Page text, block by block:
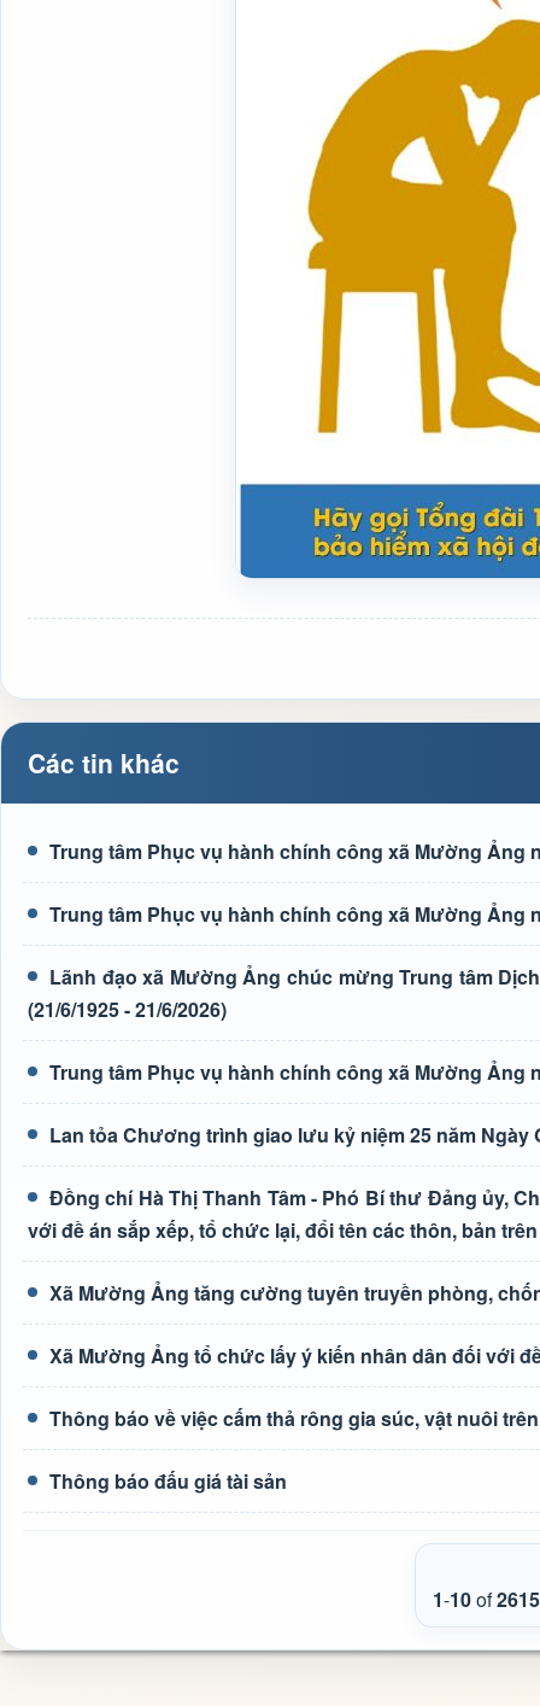
Các tin khác
Trung tâm Phục vụ hành chính công xã Mường Ảng
Trung tâm Phục vụ hành chính công xã Mường Ảng
Lãnh đạo xã Mường Ảng chúc mừng Trung tâm
(21/6/1925 - 21/6/2026)
Trung tâm Phục vụ hành chính công xã Mường Ảng
Lan tỏa Chương trình giao lưu kỷ niệm 25 năm Ngày
Đồng chí Hà Thị Thanh Tâm - Phó Bí thư Đảng ủy,
với đề án sắp xếp, tổ chức lại, đổi tên các thôn, bản
Xã Mường Ảng tăng cường tuyên truyền phòng,
Xã Mường Ảng tổ chức lấy ý kiến nhân dân đối với
Thông báo về việc cấm thả rông gia súc, vật nuôi
Thông báo đấu giá tài sản
1-10of2615